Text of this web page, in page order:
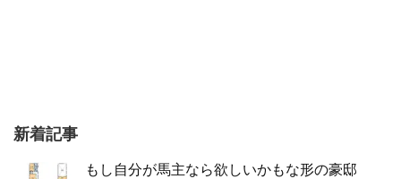
新着記事
もし自分が馬主なら欲しいかもな形の豪邸